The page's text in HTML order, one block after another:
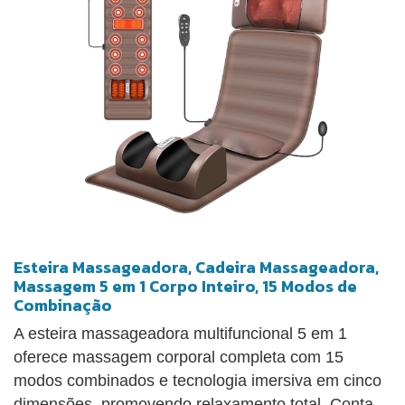
Esteira Massageadora, Cadeira Massageadora,
Massagem 5 em 1 Corpo Inteiro, 15 Modos de
Combinação
A esteira massageadora multifuncional 5 em 1
oferece massagem corporal completa com 15
modos combinados e tecnologia imersiva em cinco